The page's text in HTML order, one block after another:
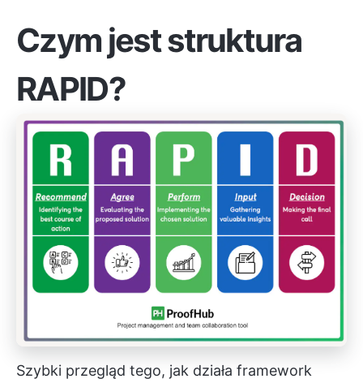
Czym jest struktura
RAPID?
Szybki przegląd tego, jak działa framework